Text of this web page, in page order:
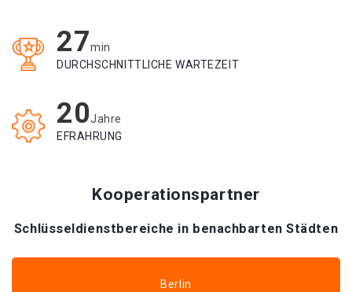
27min
DURCHSCHNITTLICHE WARTEZEIT
20Jahre
EFRAHRUNG
Kooperationspartner
Schlüsseldienstbereiche in benachbarten Städten
Berlin